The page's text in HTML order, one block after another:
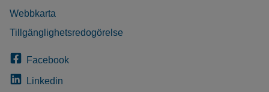
Webbkarta
Tillgänglighetsredogörelse
Facebook
Linkedin